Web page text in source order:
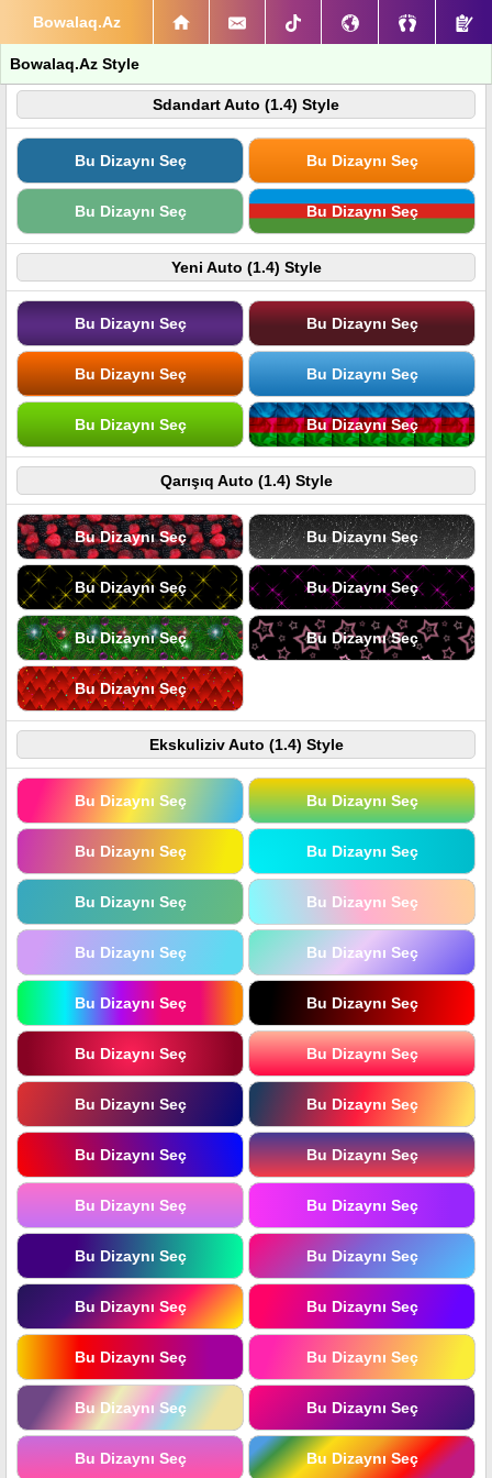
Bowalaq.Az
Bowalaq.Az Style
Sdandart Auto (1.4) Style
Bu Dizaynı Seç Bu Dizaynı Seç
Bu Dizaynı Seç Bu Dizaynı Seç
Yeni Auto (1.4) Style
Bu Dizaynı Seç Bu Dizaynı Seç
Bu Dizaynı Seç Bu Dizaynı Seç
Bu Dizaynı Seç Bu Dizaynı Seç
Qarışıq Auto (1.4) Style
Bu Dizaynı Seç Bu Dizaynı Seç
Bu Dizaynı Seç Bu Dizaynı Seç
Bu Dizaynı Seç Bu Dizaynı Seç
Bu Dizaynı Seç
Ekskuliziv Auto (1.4) Style
Bu Dizaynı Seç Bu Dizaynı Seç
Bu Dizaynı Seç Bu Dizaynı Seç
Bu Dizaynı Seç Bu Dizaynı Seç
Bu Dizaynı Seç Bu Dizaynı Seç
Bu Dizaynı Seç Bu Dizaynı Seç
Bu Dizaynı Seç Bu Dizaynı Seç
Bu Dizaynı Seç Bu Dizaynı Seç
Bu Dizaynı Seç Bu Dizaynı Seç
Bu Dizaynı Seç Bu Dizaynı Seç
Bu Dizaynı Seç Bu Dizaynı Seç
Bu Dizaynı Seç Bu Dizaynı Seç
Bu Dizaynı Seç Bu Dizaynı Seç
Bu Dizaynı Seç Bu Dizaynı Seç
Bu Dizaynı Seç Bu Dizaynı Seç